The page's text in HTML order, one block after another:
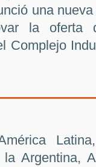
una
la oferta
Complejo
Argentina,